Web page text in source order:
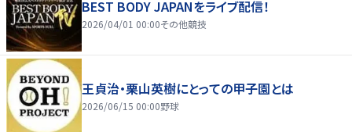
BEST BODY JAPANをライブ配信！
2026/04/01 00:00その他競技
王貞治・栗山英樹にとっての甲子園とは
2026/06/15 00:00野球